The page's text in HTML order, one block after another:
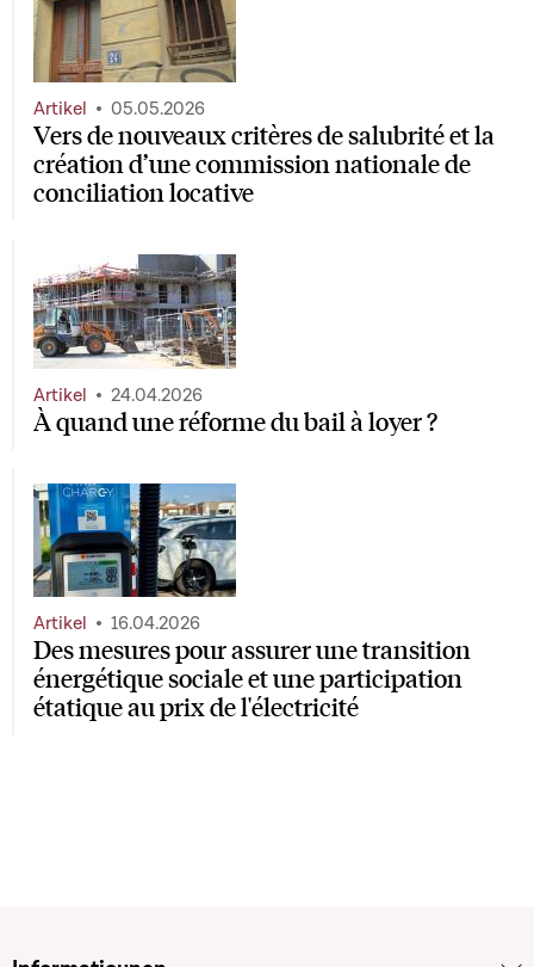
Vers de nouveaux critères de salubrité et la
création d’une commission nationale de
conciliation locative
Artikel 05.05.2026
À quand une réforme du bail à loyer ?
Artikel 24.04.2026
Des mesures pour assurer une transition
énergétique sociale et une participation
étatique au prix de l'électricité
Artikel 16.04.2026